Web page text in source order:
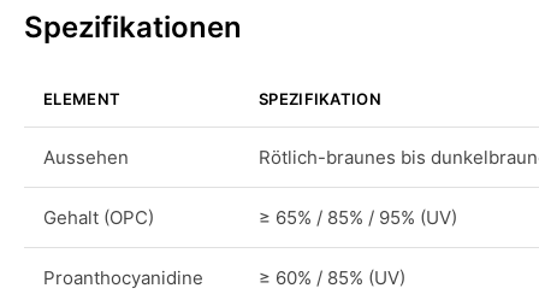
Spezifikationen
ELEMENT SPEZIFIKATION
Aussehen Rötlich-braunes bis
Gehalt (OPC) ≥ 65% / 85% / 95% (UV)
Proanthocyanidine ≥ 60% / 85% (UV)